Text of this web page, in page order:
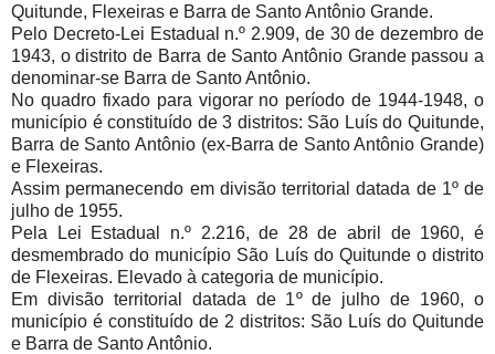
Quitunde, Flexeiras e Barra de Santo Antônio Grande.
Pelo Decreto-Lei Estadual n.º 2.909, de 30 de dezembro de
1943, o distrito de Barra de Santo Antônio Grande passou a
denominar-se Barra de Santo Antônio.
No quadro fixado para vigorar no período de 1944-1948, o
município é constituído de 3 distritos: São Luís do Quitunde,
Barra de Santo Antônio (ex-Barra de Santo Antônio Grande)
e Flexeiras.
Assim permanecendo em divisão territorial datada de 1º de
julho de 1955.
Pela Lei Estadual n.º 2.216, de 28 de abril de 1960, é
desmembrado do município São Luís do Quitunde o distrito
de Flexeiras. Elevado à categoria de município.
Em divisão territorial datada de 1º de julho de 1960, o
município é constituído de 2 distritos: São Luís do Quitunde
e Barra de Santo Antônio.